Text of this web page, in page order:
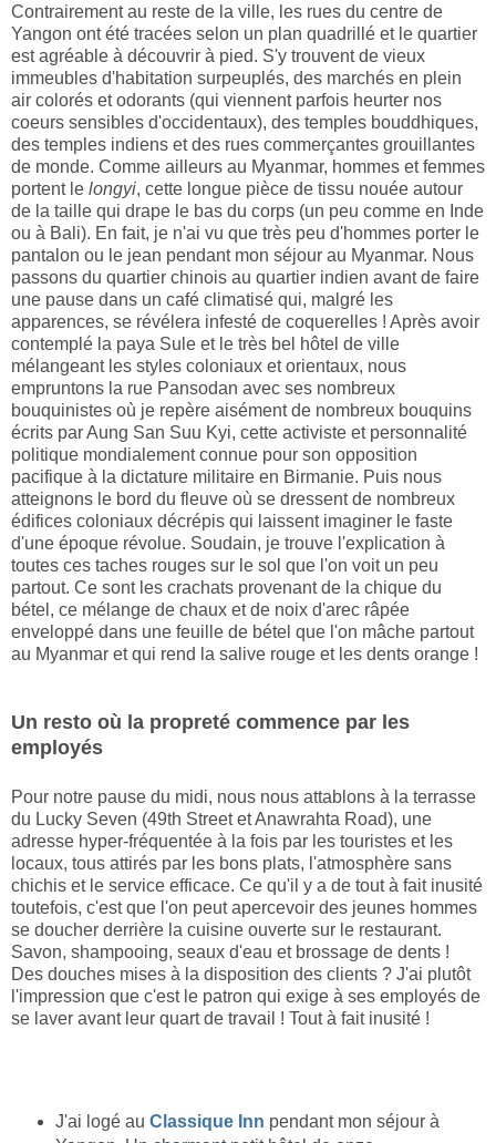
Contrairement au reste de la ville, les rues du centre de
Yangon ont été tracées selon un plan quadrillé et le quartier
est agréable à découvrir à pied. S'y trouvent de vieux
immeubles d'habitation surpeuplés, des marchés en plein
air colorés et odorants (qui viennent parfois heurter nos
coeurs sensibles d'occidentaux), des temples bouddhiques,
des temples indiens et des rues commerçantes grouillantes
de monde. Comme ailleurs au Myanmar, hommes et femmes
portent le longyi, cette longue pièce de tissu nouée autour
de la taille qui drape le bas du corps (un peu comme en Inde
ou à Bali). En fait, je n'ai vu que très peu d'hommes porter le
pantalon ou le jean pendant mon séjour au Myanmar. Nous
passons du quartier chinois au quartier indien avant de faire
une pause dans un café climatisé qui, malgré les
apparences, se révélera infesté de coquerelles ! Après avoir
contemplé la paya Sule et le très bel hôtel de ville
mélangeant les styles coloniaux et orientaux, nous
empruntons la rue Pansodan avec ses nombreux
bouquinistes où je repère aisément de nombreux bouquins
écrits par Aung San Suu Kyi, cette activiste et personnalité
politique mondialement connue pour son opposition
pacifique à la dictature militaire en Birmanie. Puis nous
atteignons le bord du fleuve où se dressent de nombreux
édifices coloniaux décrépis qui laissent imaginer le faste
d'une époque révolue. Soudain, je trouve l'explication à
toutes ces taches rouges sur le sol que l'on voit un peu
partout. Ce sont les crachats provenant de la chique du
bétel, ce mélange de chaux et de noix d'arec râpée
enveloppé dans une feuille de bétel que l'on mâche partout
au Myanmar et qui rend la salive rouge et les dents orange !
Un resto où la propreté commence par les
employés
Pour notre pause du midi, nous nous attablons à la terrasse
du Lucky Seven (49th Street et Anawrahta Road), une
adresse hyper-fréquentée à la fois par les touristes et les
locaux, tous attirés par les bons plats, l'atmosphère sans
chichis et le service efficace. Ce qu'il y a de tout à fait inusité
toutefois, c'est que l'on peut apercevoir des jeunes hommes
se doucher derrière la cuisine ouverte sur le restaurant.
Savon, shampooing, seaux d'eau et brossage de dents !
Des douches mises à la disposition des clients ? J'ai plutôt
l'impression que c'est le patron qui exige à ses employés de
se laver avant leur quart de travail ! Tout à fait inusité !
J'ai logé au Classique Inn pendant mon séjour à